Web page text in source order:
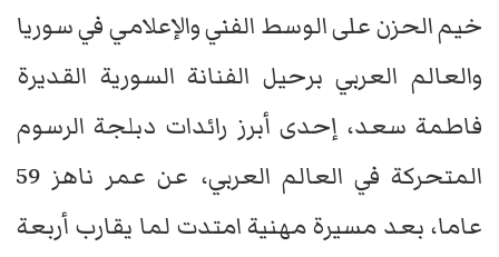
خيم الحزن على الوسط الفني والإعلامي في سوريا
والعالم العربي برحيل الفنانة السورية القديرة
فاطمة سعد، إحدى أبرز رائدات دبلجة الرسوم
المتحركة في العالم العربي، عن عمر ناهز 59
عاما، بعد مسيرة مهنية امتدت لما يقارب أربعة